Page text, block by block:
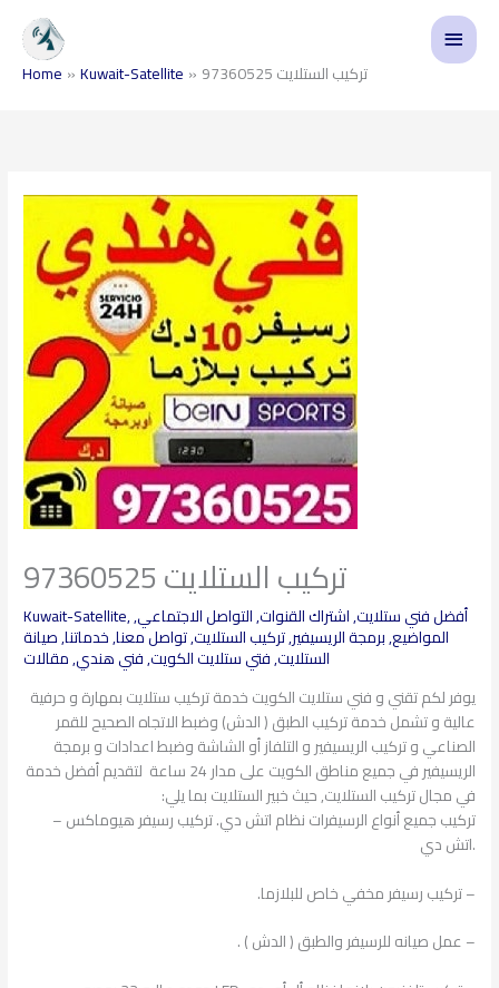
content
Main
Menu
Home Kuwait-Satellite تركيب الستلايت 97360525
تركيب الستلايت 97360525
Kuwait-Satellite, أفضل فني ستلايت,اشتراك القنوات,التواصل الاجتماعي,
المواضيع,برمجة الريسيفير,تركيب الستلايت,تواصل معنا,خدماتنا,صيانة
الستلايت,فتي ستلايت الكويت,فني هندي,مقالات
يوفر لكم تقني و فني ستلايت الكويت خدمة تركيب ستلايت بمهارة و حرفية
عالية و تشمل خدمة تركيب الطبق ( الدش) وضبط الاتجاه الصحيح للقمر
الصناعي و تركيب الريسيفير و التلفاز أو الشاشة وضبط اعدادات و برمجة
الريسيفير في جميع مناطق الكويت على مدار 24 ساعة لتقديم أفضل خدمة
في مجال تركيب الستلايت, حيث خبير الستلايت بما يلي:
– تركيب جميع أنواع الرسيفرات نظام اتش دي. تركيب رسيفر هيوماكس
اتش دي.
– تركيب رسيفر مخفي خاص للبلازما.
– عمل صيانه للرسيفر والطبق ( الدش ) .